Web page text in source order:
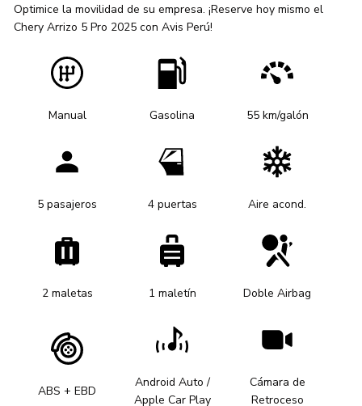
Optimice la movilidad de su empresa. ¡Reserve hoy mismo el
Chery Arrizo 5 Pro 2025 con Avis Perú!
Manual Gasolina 55 km/galón
5 pasajeros 4 puertas Aire acond.
2 maletas 1 maletín Doble Airbag
ABS + EBD
Android Auto /
Apple Car Play
Cámara de
Retroceso